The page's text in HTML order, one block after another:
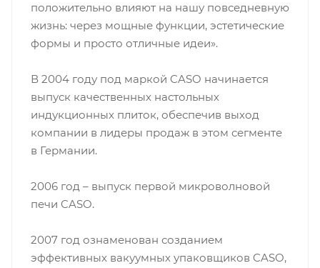
положительно влияют на нашу повседневную
жизнь: через мощные функции, эстетические
формы и просто отличные идеи».
В 2004 году под маркой CASO начинается
выпуск качественных настольных
индукционных плиток, обеспечив выход
компании в лидеры продаж в этом сегменте
в Германии.
2006 год – выпуск первой микроволновой
печи CASO.
2007 год ознаменован созданием
эффективных вакуумных упаковщиков CASO,